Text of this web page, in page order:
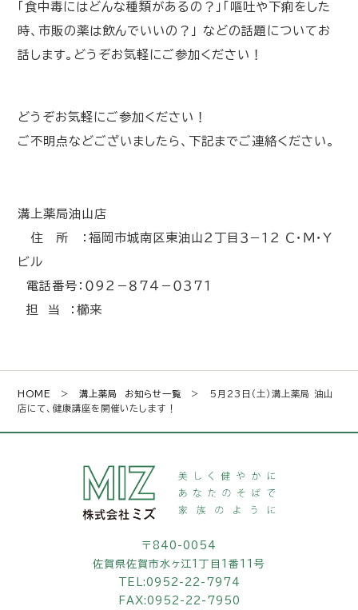
「食中毒にはどんな種類があるの？」「嘔吐や下痢をした
時、市販の薬は飲んでいいの？」 などの話題についてお
話します。どうぞお気軽にご参加ください！
どうぞお気軽にご参加ください！
ご不明点などございましたら、下記までご連絡ください。
溝上薬局油山店
住 所 ：福岡市城南区東油山２丁目３−１２ Ｃ・Ｍ・Ｙ
ビル
電話番号：０９２－８７４－０３７１
担 当 ：櫛来
HOME >溝上薬局 お知らせ一覧
> 5月23日（土）溝上薬局 油山
店にて、健康講座を開催いたします！
〒840-0054
佐賀県佐賀市水ヶ江1丁目1番11号
TEL:0952-22-7974
FAX:0952-22-7950